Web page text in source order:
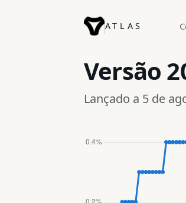
ATLAS
Versão
Lançado a 5 de